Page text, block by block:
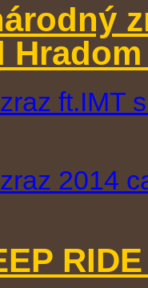
Hradom
ft.IMT
2014